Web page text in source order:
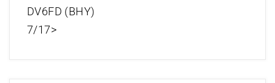
DV6FD (BHY)
7/17>